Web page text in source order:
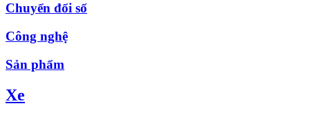
Chuyển đổi số
Công nghệ
Sản phẩm
Xe